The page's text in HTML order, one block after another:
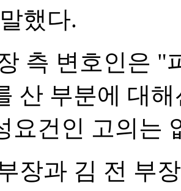
했다.
측 변호인은 "
산 부분에 대
요건인 고의는
장과 김 전 부